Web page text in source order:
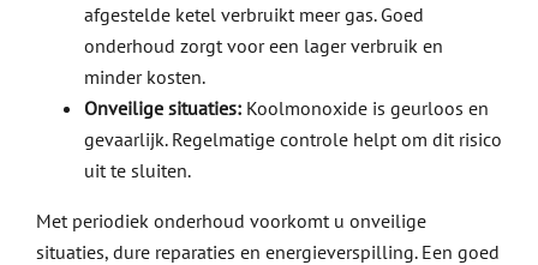
afgestelde ketel verbruikt meer gas. Goed
onderhoud zorgt voor een lager verbruik en
minder kosten.
Onveilige situaties:Koolmonoxide is geurloos en
gevaarlijk. Regelmatige controle helpt om dit risico
uit te sluiten.
Met periodiek onderhoud voorkomt u onveilige
situaties, dure reparaties en energieverspilling. Een goed